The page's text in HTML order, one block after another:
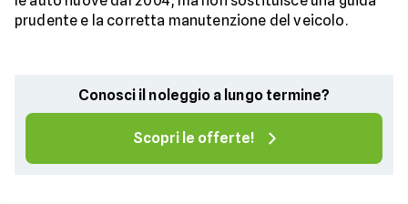
prudente e la corretta manutenzione del veicolo.
Conosci il noleggio a lungo termine?
Scopri le offerte!